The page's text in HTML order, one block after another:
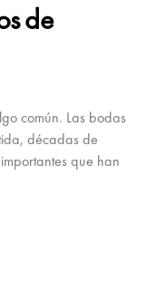
de
común. Las bodas
décadas de
que han